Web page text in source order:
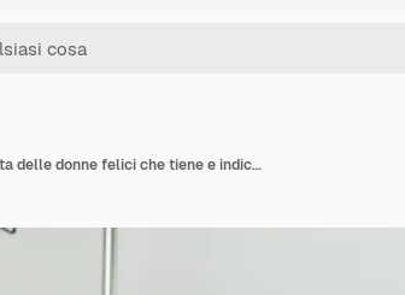
Sorridente bel ragazzo durante la giornata delle donne felici che tiene e indica l'orsacchiotto con il telefono seduto sul divano nel soggiorno